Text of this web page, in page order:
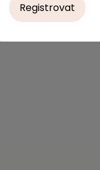
Registrovat